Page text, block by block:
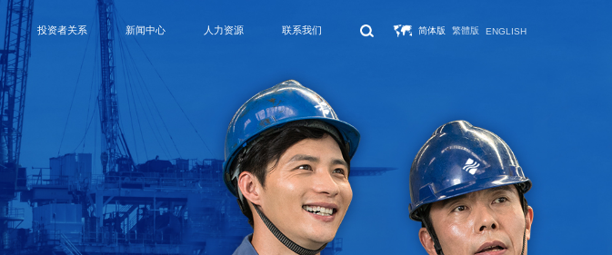
投资者关系 新闻中心 人力资源 联系我们 简体版 繁體版 ENGLISH